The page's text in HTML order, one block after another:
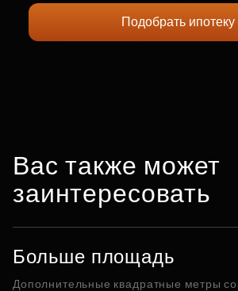
Подобрать ипотеку
Вас также может
заинтересовать
Больше площадь
Дополнительные квадратные метры